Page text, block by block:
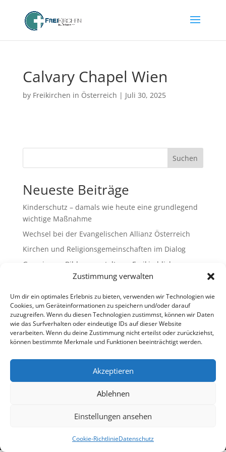
Zustimmung verwalten
Um dir ein optimales Erlebnis zu bieten, verwenden wir Technologien wie
Cookies, um Geräteinformationen zu speichern und/oder darauf
zuzugreifen. Wenn du diesen Technologien zustimmst, können wir Daten
wie das Surfverhalten oder eindeutige IDs auf dieser Website
verarbeiten. Wenn du deine Zustimmung nicht erteilst oder zurückziehst,
können bestimmte Merkmale und Funktionen beeinträchtigt werden.
Akzeptieren
Ablehnen
Einstellungen ansehen
Cookie-RichtlinieDatenschutz
Calvary Chapel Wien
by Freikirchen in Österreich | Juli 30, 2025
Suchen
Neueste Beiträge
Kinderschutz – damals wie heute eine grundlegend
wichtige Maßnahme
Wechsel bei der Evangelischen Allianz Österreich
Kirchen und Religionsgemeinschaften im Dialog
Gemeinsam Bildung gestalten – Freikirchliche
Schulen & Kindergärten in Österreich
ist bald am Ziel
Neueste Kommentare
Es sind keine Kommentare vorhanden.
Impressum
Datenschutz
Copyright © 2013-2026 Freikirchen in Österreich